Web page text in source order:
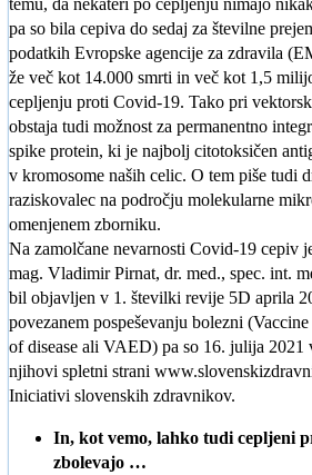
temu, da nekateri po cepljenju nimajo
pa so bila cepiva do sedaj za številne
podatkih Evropske agencije za zdravila
že več kot 14.000 smrti in več kot 1,5
cepljenju proti Covid-19. Tako pri
obstaja tudi možnost za permanentno
spike protein, ki je najbolj citotoksičen
v kromosome naših celic. O tem piše tudi
raziskovalec na področju molekularne
omenjenem zborniku.
Na zamolčane nevarnosti Covid-19 cepiv
mag. Vladimir Pirnat, dr. med., spec. int.
bil objavljen v 1. številki revije 5D aprila
povezanem pospeševanju bolezni
of disease ali VAED) pa so 16. julija 2021
njihovi spletni strani
Iniciativi slovenskih zdravnikov.
In, kot vemo, lahko tudi cepljeni
zbolevajo …